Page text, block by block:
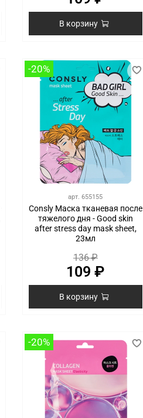
В корзину
-20%
арт.655155
Consly Маска тканевая после
тяжелого дня - Good skin
after stress day mask sheet,
23мл
136 ₽
109 ₽
В корзину
-20%